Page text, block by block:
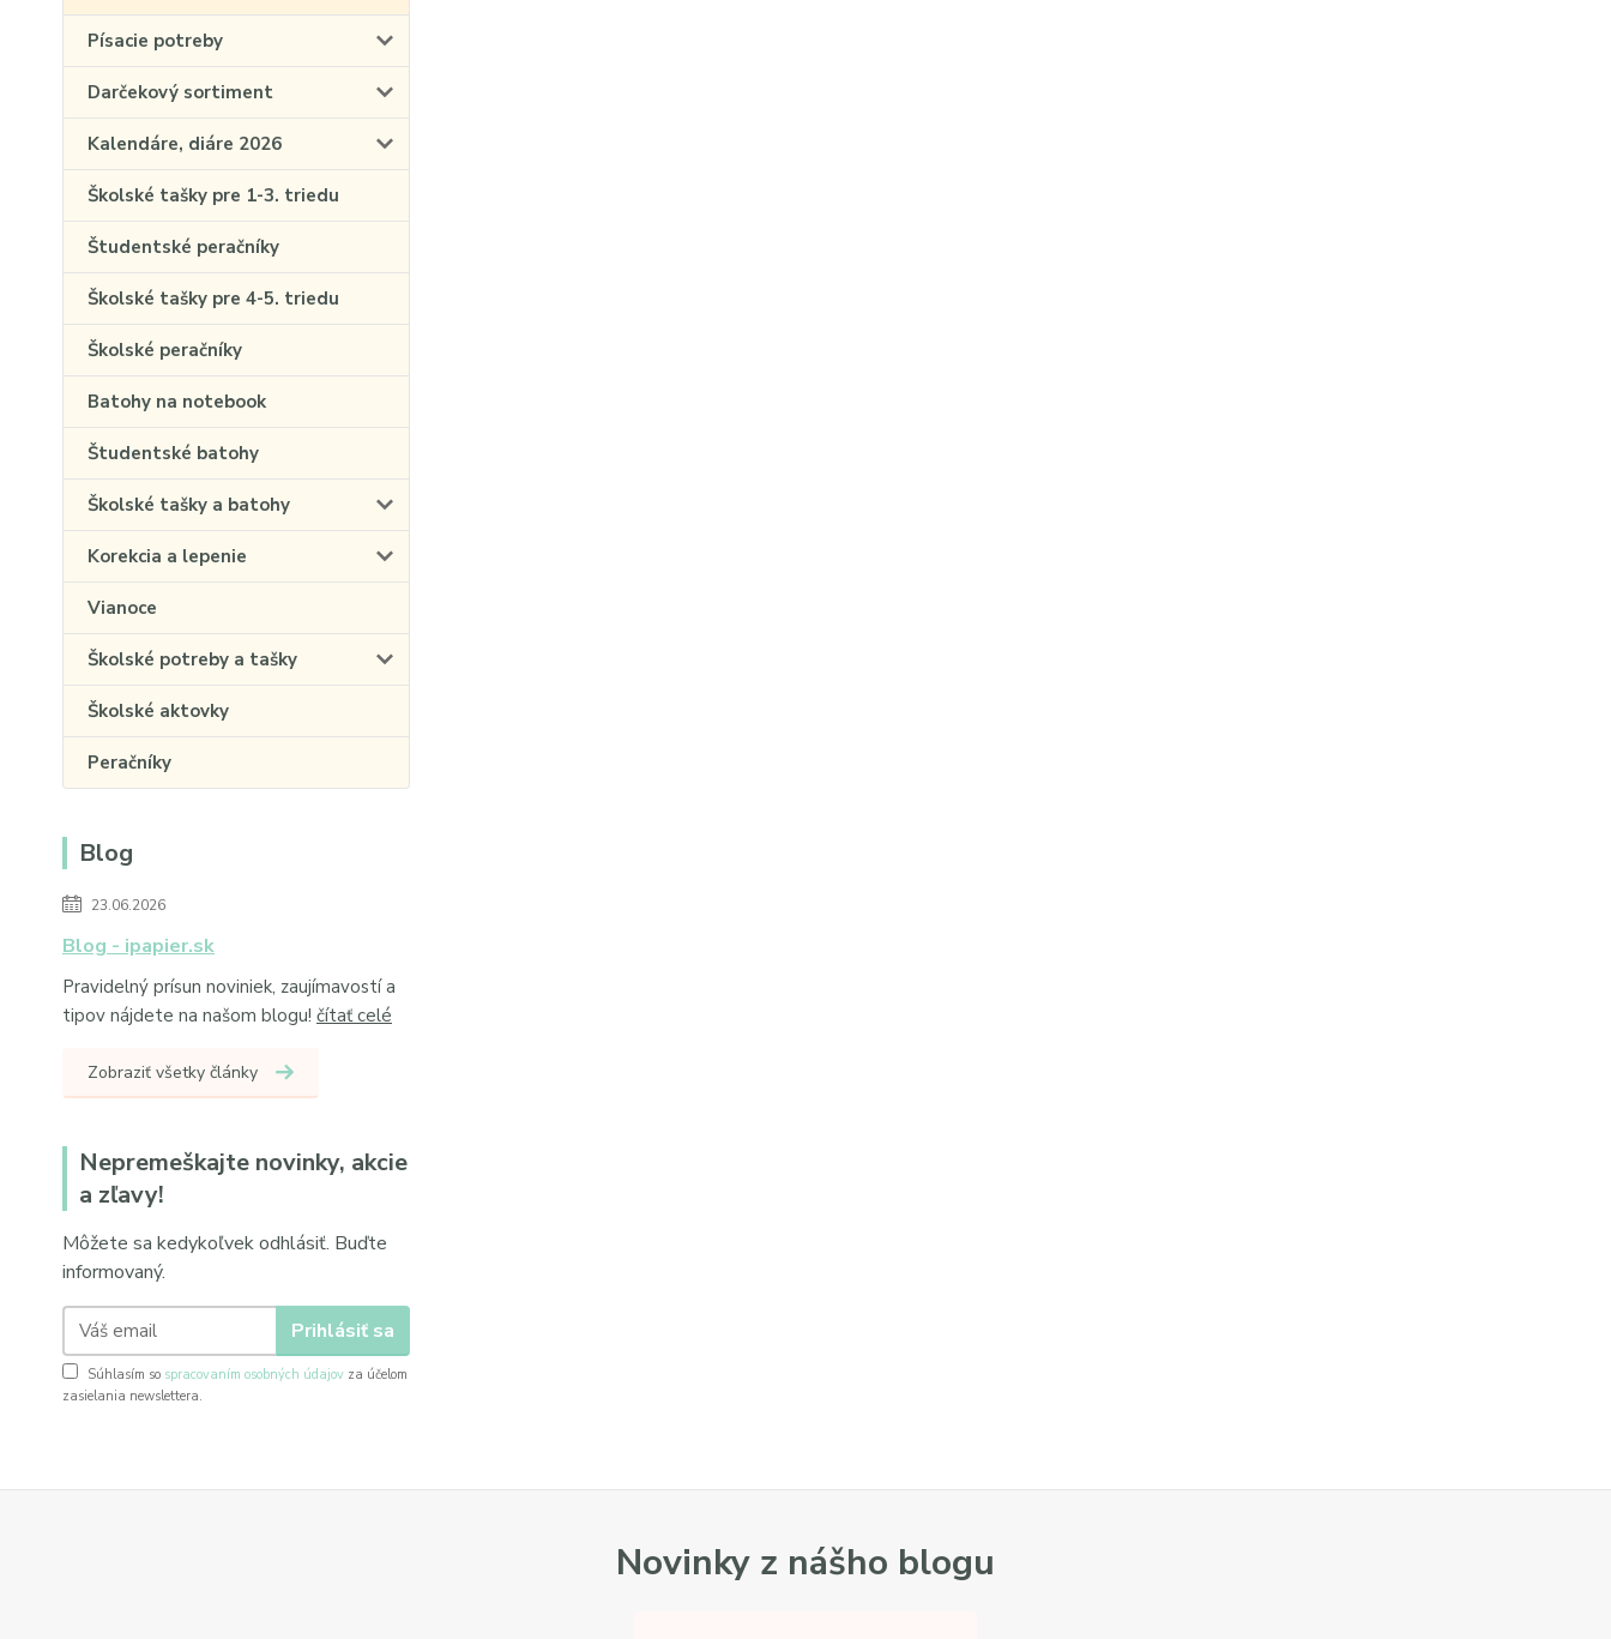
Písacie potreby
Darčekový sortiment
Kalendáre, diáre 2026
Školské tašky pre 1-3. triedu
Študentské peračníky
Školské tašky pre 4-5. triedu
Školské peračníky
Batohy na notebook
Študentské batohy
Školské tašky a batohy
Korekcia a lepenie
Vianoce
Školské potreby a tašky
Školské aktovky
Peračníky
Blog
23.06.2026
Blog - ipapier.sk
Pravidelný prísun noviniek, zaujímavostí a
tipov nájdete na našom blogu! čítať celé
Zobraziť všetky články
Nepremeškajte novinky, akcie
a zľavy!
Môžete sa kedykoľvek odhlásiť. Buďte
informovaný.
Prihlásiť sa
Súhlasím so spracovaním osobných údajov za účelom
zasielania newslettera.
Novinky z nášho blogu